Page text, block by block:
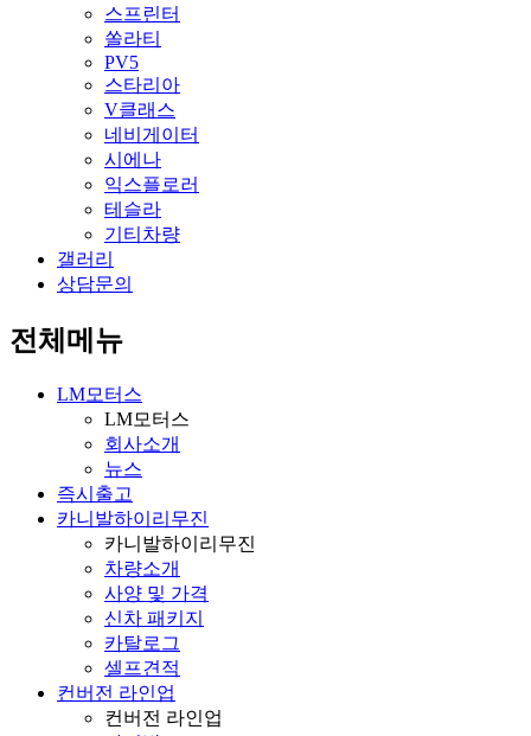
스프린터
쏠라티
PV5
스타리아
V클래스
네비게이터
시에나
익스플로러
테슬라
기티차량
갤러리
상담문의
전체메뉴
LM모터스
LM모터스
회사소개
뉴스
즉시출고
카니발하이리무진
카니발하이리무진
차량소개
사양 및 가격
신차 패키지
카탈로그
셀프견적
컨버전 라인업
컨버전 라인업